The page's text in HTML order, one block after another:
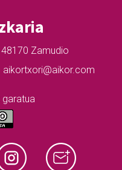
Zamudio
aikortxori@aikor.com